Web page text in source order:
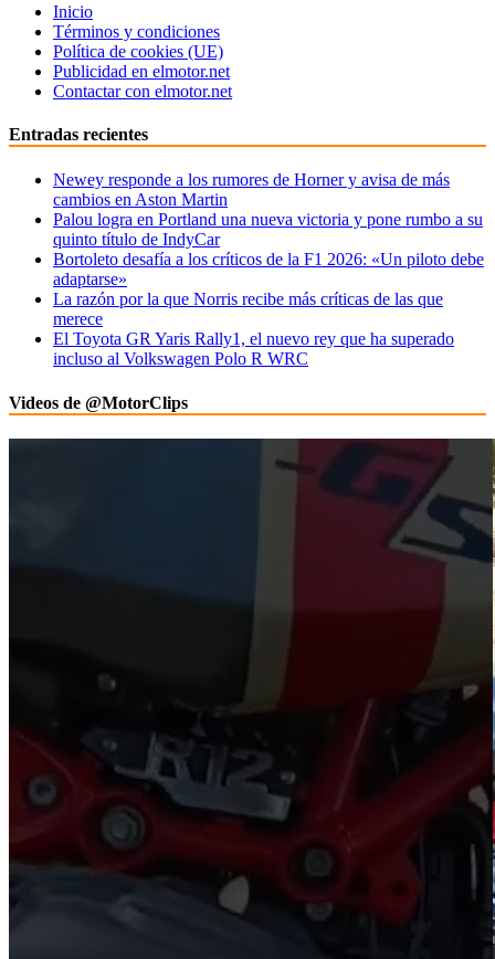
Inicio
Términos y condiciones
Política de cookies (UE)
Publicidad en elmotor.net
Contactar con elmotor.net
Entradas recientes
Newey responde a los rumores de Horner y avisa de más
cambios en Aston Martin
Palou logra en Portland una nueva victoria y pone rumbo a su
quinto título de IndyCar
Bortoleto desafía a los críticos de la F1 2026: «Un piloto debe
adaptarse»
La razón por la que Norris recibe más críticas de las que
merece
El Toyota GR Yaris Rally1, el nuevo rey que ha superado
incluso al Volkswagen Polo R WRC
Videos de @MotorClips